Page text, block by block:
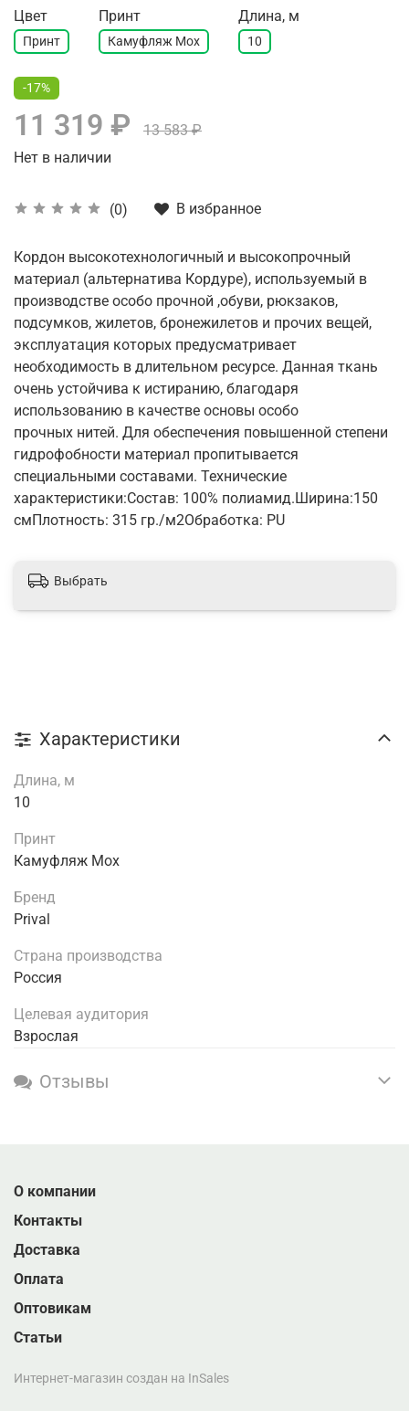
(0) В избранное
Цвет
Принт
Принт
Камуфляж Мох
Длина, м
10
-17%
11 319 ₽
13 583 ₽
Нет в наличии
Кордон высокотехнологичный и высокопрочный
материал (альтернатива Кордуре), используемый в
производстве особо прочной ,обуви, рюкзаков,
подсумков, жилетов, бронежилетов и прочих вещей,
эксплуатация которых предусматривает
необходимость в длительном ресурсе. Данная ткань
очень устойчива к истиранию, благодаря
использованию в качестве основы особо
прочных нитей. Для обеспечения повышенной степени
гидрофобности материал пропитывается
специальными составами. Технические
характеристики:Состав: 100% полиамид.Ширина:150
смПлотность: 315 гр./м2Обработка: PU
Выбрать
Характеристики
Длина, м
10
Принт
Камуфляж Мох
Бренд
Prival
Страна производства
Россия
Целевая аудитория
Взрослая
Отзывы
О компании
Контакты
Доставка
Оплата
Оптовикам
Статьи
Интернет-магазин создан на InSales